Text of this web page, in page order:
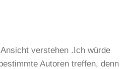
verstehen .Ich würde
Autoren treffen, denn